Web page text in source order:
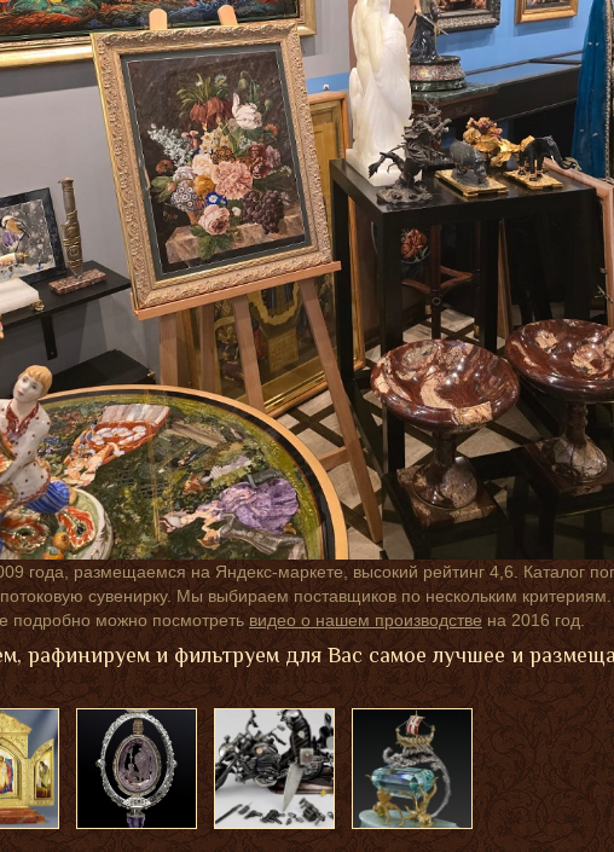
года, размещаемся на Яндекс-маркете, высокий рейтинг 4,6. Каталог
сувенирку. Мы выбираем поставщиков по нескольким критериям.
подробно можно посмотретьвидео о нашем производствена 2016 год.
рафинируем и фильтруем для Вас самое лучшее и